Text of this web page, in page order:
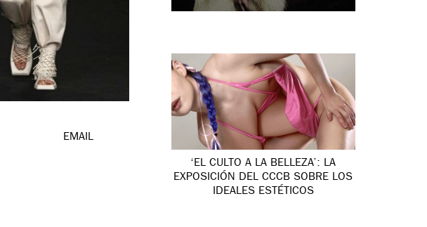
EMAIL
‘EL CULTO A LA BELLEZA’: LA
EXPOSICIÓN DEL CCCB SOBRE LOS
IDEALES ESTÉTICOS